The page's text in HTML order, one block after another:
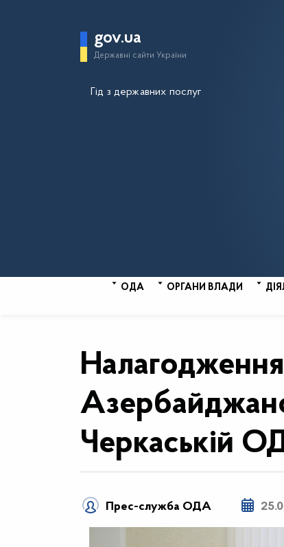
gov.ua
Державні сайти України
Гід з державних послуг
ОДА ОРГАНИ ВЛАДИ
Налагодження
Черкаській
Прес-служба ОДА